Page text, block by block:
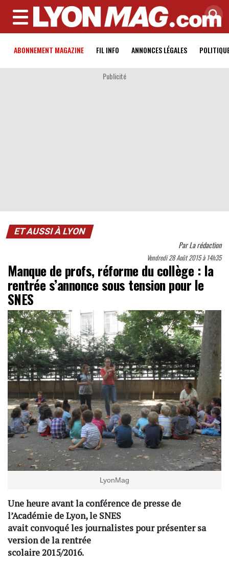
MENU
ABONNEMENT MAGAZINE FIL INFO ANNONCES LÉGALES
Publicité
ET AUSSI À LYON
ParLa rédaction
Vendredi 28 Août 2015 à 14h35
Manque de profs, réforme du collège : la
rentrée s’annonce sous tension pour le
SNES
LyonMag
Une heure avant la conférence de presse de
l’Académie de Lyon, le SNES
avait convoqué les journalistes pour présenter sa
version de la rentrée
scolaire 2015/2016.